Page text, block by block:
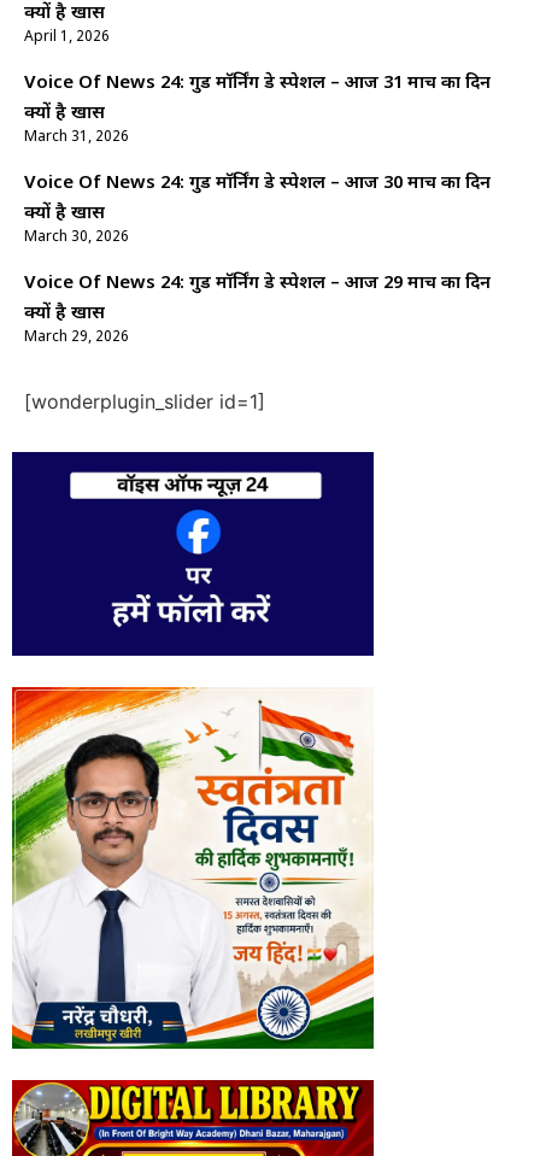
क्यों है खास
April 1, 2026
Voice Of News 24: गुड माॅर्निंग डे स्पेशल – आज 31 मार्च का दिन
क्यों है खास
March 31, 2026
Voice Of News 24: गुड माॅर्निंग डे स्पेशल – आज 30 मार्च का दिन
क्यों है खास
March 30, 2026
Voice Of News 24: गुड माॅर्निंग डे स्पेशल – आज 29 मार्च का दिन
क्यों है खास
March 29, 2026
[wonderplugin_slider id=1]